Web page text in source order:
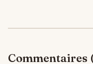
Commentaires